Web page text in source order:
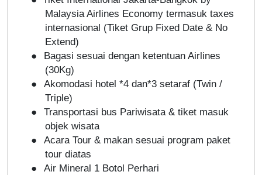
Malaysia Airlines Economy termasuk taxes
internasional (Tiket Grup Fixed Date & No
Extend)
●
Bagasi sesuai dengan ketentuan Airlines
(30Kg)
●
Akomodasi hotel *4 dan*3 setaraf (Twin /
Triple)
●
Transportasi bus Pariwisata & tiket masuk
objek wisata
●
Acara Tour & makan sesuai program paket
tour diatas
●
Air Mineral 1 Botol Perhari